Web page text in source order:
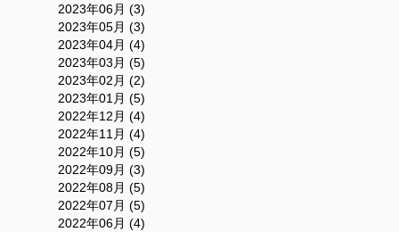
2023年06月 (3)
2023年05月 (3)
2023年04月 (4)
2023年03月 (5)
2023年02月 (2)
2023年01月 (5)
2022年12月 (4)
2022年11月 (4)
2022年10月 (5)
2022年09月 (3)
2022年08月 (5)
2022年07月 (5)
2022年06月 (4)